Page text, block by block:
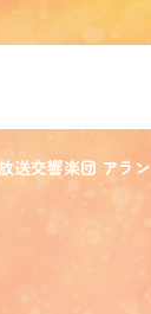
送交響楽団 アラ